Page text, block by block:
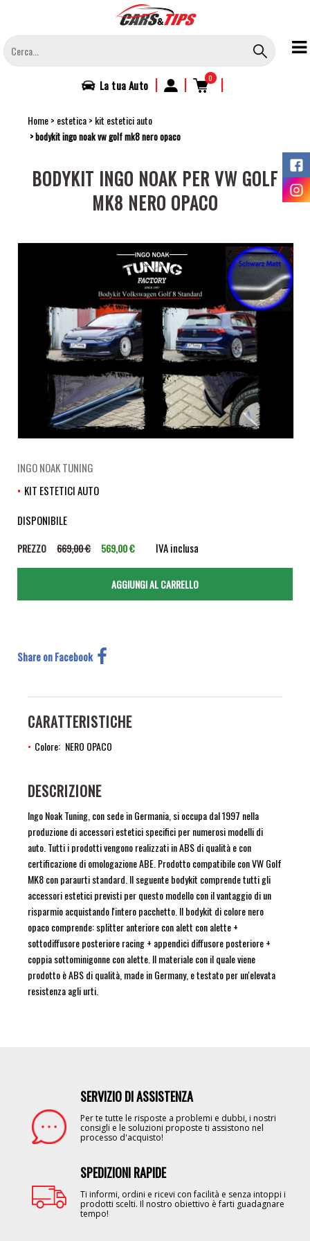
contenuto
principale
La tuaAuto | | 0 |
Home estetica kit estetici auto
bodykit ingo noak vw golf mk8 nero opaco
BODYKIT INGO NOAK PER VW GOLF
MK8 NERO OPACO
INGO NOAK TUNING
KIT ESTETICI AUTO
DISPONIBILE
PREZZO 669,00 € 569,00 € IVA inclusa
Share on Facebook
CARATTERISTICHE
Colore NERO OPACO
DESCRIZIONE
Ingo Noak Tuning, con sede in Germania, si occupa dal 1997 nella
produzione di accessori estetici specifici per numerosi modelli di
auto. Tutti i prodotti vengono realizzati in ABS di qualità e con
certificazione di omologazione ABE. Prodotto compatibile con VW Golf
MK8 con paraurti standard. Il seguente bodykit comprende tutti gli
accessori estetici previsti per questo modello con il vantaggio di un
risparmio acquistando l'intero pacchetto. Il bodykit di colore nero
opaco comprende: splitter anteriore con alett con alette +
sottodiffusore posteriore racing + appendici diffusore posteriore +
coppia sottominigonne con alette. Il materiale con il quale viene
prodotto è ABS di qualità, made in Germany, e testato per un'elevata
resistenza agli urti.
SERVIZIO DI ASSISTENZA
Per te tutte le risposte a problemi e dubbi, i nostri
consigli e le soluzioni proposte ti assistono nel
processo d'acquisto!
SPEDIZIONI RAPIDE
Ti informi, ordini e ricevi con facilità e senza intoppi i
prodotti scelti. Il nostro obiettivo è farti guadagnare
tempo!